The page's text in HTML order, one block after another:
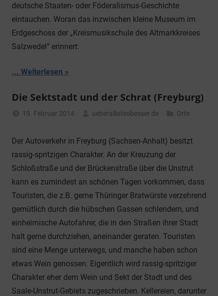
deutsche Staaten- oder Föderalismus-Geschichte
eintauchen. Woran das inzwischen kleine Museum im
Erdgeschoss der „Kreismusikschule des Altmarkkreises
Salzwedel“ erinnert:
... Weiterlesen
Die Sektstadt und der Schrat (Freyburg)
19. Februar 2014 ueberallistesbesser.de Orte
Der Autoverkehr in Freyburg (Sachsen-Anhalt) besitzt
rassig-spritzigen Charakter. An der Kreuzung der
Schloßstraße und der Brückenstraße über die Unstrut
kann es zumindest an schönen Tagen vorkommen, dass
Touristen, die z.B. gerne Thüringer Bratwürste verzehrend
gemütlich durch die hübschen Gassen schlendern, und
einheimische Autofahrer, die in den Straßen ihrer Stadt
halt gerne durchziehen, aneinander geraten. Touristen
sind eine Menge unterwegs, und manche haben schon
etwas Wein genossen. Eigentlich wird rassig-spritziger
Charakter eher dem Wein und Sekt der Stadt und des
Saale-Unstrut-Gebiets zugeschrieben. Kellereien, darunter